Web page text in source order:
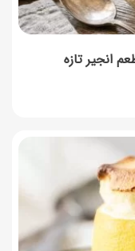
انجیر تازه